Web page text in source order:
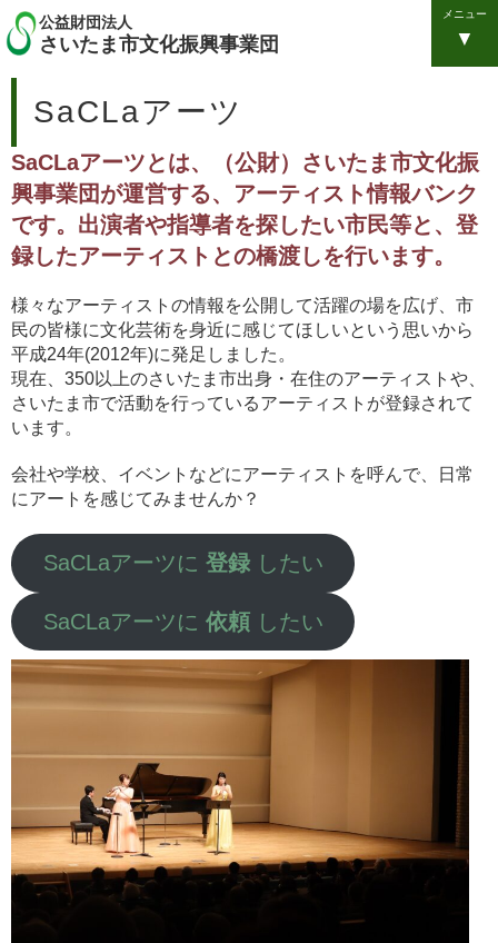
公益財団法人
さいたま市文化振興事業団
メニュー
SaCLaアーツ
SaCLaアーツとは、（公財）さいたま市文化振
興事業団が運営する、アーティスト情報バンク
です。出演者や指導者を探したい市民等と、登
録したアーティストとの橋渡しを行います。
様々なアーティストの情報を公開して活躍の場を広げ、市
民の皆様に文化芸術を身近に感じてほしいという思いから
平成24年(2012年)に発足しました。
現在、350以上のさいたま市出身・在住のアーティストや、
さいたま市で活動を行っているアーティストが登録されて
います。
会社や学校、イベントなどにアーティストを呼んで、日常
にアートを感じてみませんか？
SaCLaアーツに 登録したい
SaCLaアーツに 依頼したい